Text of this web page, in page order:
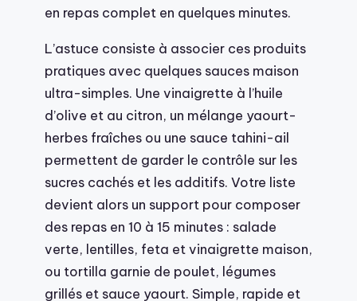
en repas complet en quelques minutes.
L’astuce consiste à associer ces produits
pratiques avec quelques sauces maison
ultra-simples. Une vinaigrette à l’huile
d’olive et au citron, un mélange yaourt-
herbes fraîches ou une sauce tahini-ail
permettent de garder le contrôle sur les
sucres cachés et les additifs. Votre liste
devient alors un support pour composer
des repas en 10 à 15 minutes : salade
verte, lentilles, feta et vinaigrette maison,
ou tortilla garnie de poulet, légumes
grillés et sauce yaourt. Simple, rapide et